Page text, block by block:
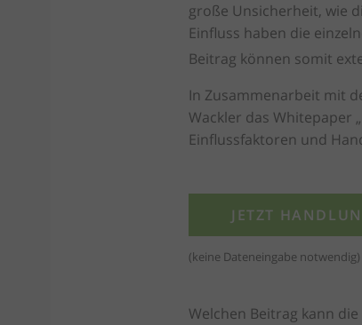
große Unsicherheit, wie
Einfluss haben die
Beitrag können somit
In Zusammenarbeit mit
Wackler das Whitepaper
Einflussfaktoren und
JETZT
(keine Dateneingabe notwendig)
Welchen Beitrag kann